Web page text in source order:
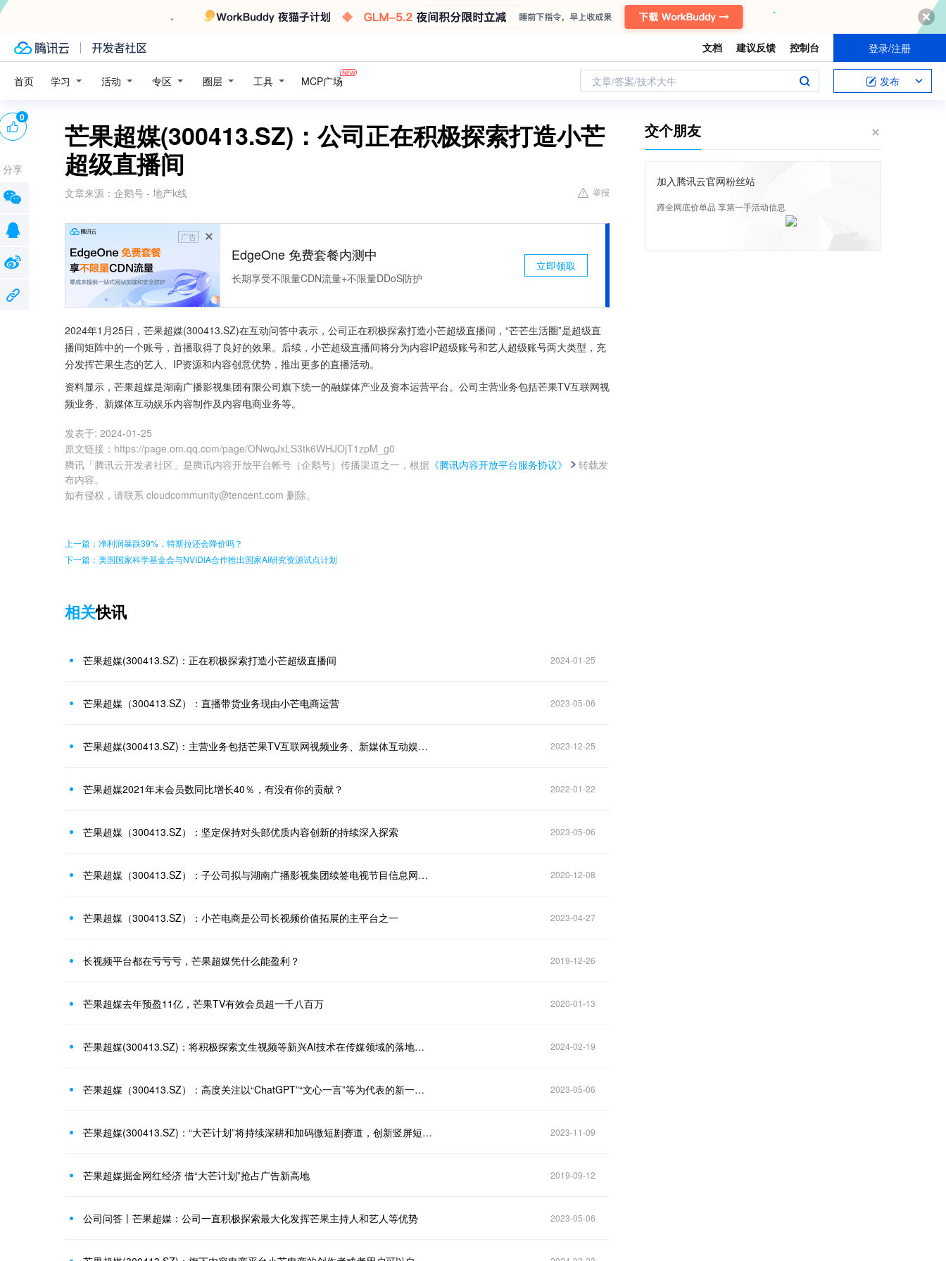
文档 建议反馈 控制台 登录/注册
首页 学习 活动 专区 圈层 工具 MCP广场 文章/答案/技术大牛 发布
芒果超媒(300413.SZ)：公司正在积极探索打造小芒
超级直播间
文章来源： 企鹅号 - 地产k线 举报
广告
EdgeOne 免费套餐内测中
长期享受不限量CDN流量+不限量DDoS防护
立即领取
2024年1月25日，芒果超媒(300413.SZ)在互动问答中表示，公司正在积极探索打造小芒超级直播间，“芒芒生活圈”是超级直
播间矩阵中的一个账号，首播取得了良好的效果。后续，小芒超级直播间将分为内容IP超级账号和艺人超级账号两大类型，充
分发挥芒果生态的艺人、IP资源和内容创意优势，推出更多的直播活动。
资料显示，芒果超媒是湖南广播影视集团有限公司旗下统一的融媒体产业及资本运营平台。公司主营业务包括芒果TV互联网视
频业务、新媒体互动娱乐内容制作及内容电商业务等。
发表于: 2024-01-25
原文链接 ： https://page.om.qq.com/page/ONwqJxLS3tk6WHJOjT1zpM_g0
腾讯「腾讯云开发者社区」是腾讯内容开放平台帐号（企鹅号）传播渠道之一，根据 《腾讯内容开放平台服务协议》
转载发
布内容。
如有侵权，请联系 cloudcommunity@tencent.com 删除。
0
分享
上一篇：净利润暴跌39%，特斯拉还会降价吗？
下一篇：美国国家科学基金会与NVIDIA合作推出国家AI研究资源试点计划
相关快讯
芒果超媒(300413.SZ)：正在积极探索打造小芒超级直播间 2024-01-25
芒果超媒（300413.SZ）：直播带货业务现由小芒电商运营 2023-05-06
芒果超媒(300413.SZ)：主营业务包括芒果TV互联网视频业务、新媒体互动娱乐内容制作业务、内容电商业务等 2023-12-25
芒果超媒2021年末会员数同比增长40％，有没有你的贡献？ 2022-01-22
芒果超媒（300413.SZ）：坚定保持对头部优质内容创新的持续深入探索 2023-05-06
芒果超媒（300413.SZ）：子公司拟与湖南广播影视集团续签电视节目信息网络传播权采购协议 2020-12-08
芒果超媒（300413.SZ）：小芒电商是公司长视频价值拓展的主平台之一 2023-04-27
长视频平台都在亏亏亏，芒果超媒凭什么能盈利？ 2019-12-26
芒果超媒去年预盈11亿，芒果TV有效会员超一千八百万 2020-01-13
芒果超媒(300413.SZ)：将积极探索文生视频等新兴AI技术在传媒领域的落地应用与业态创新 2024-02-19
芒果超媒（300413.SZ）：高度关注以“ChatGPT”“文心一言”等为代表的新一代人工智能技术发展 2023-05-06
芒果超媒(300413.SZ)：“大芒计划”将持续深耕和加码微短剧赛道，创新竖屏短剧、互动剧、超微短剧等 2023-11-09
芒果超媒掘金网红经济 借“大芒计划”抢占广告新高地 2019-09-12
公司问答丨芒果超媒：公司一直积极探索最大化发挥芒果主持人和艺人等优势 2023-05-06
交个朋友
加入腾讯云官网粉丝站
蹲全网底价单品 享第一手活动信息